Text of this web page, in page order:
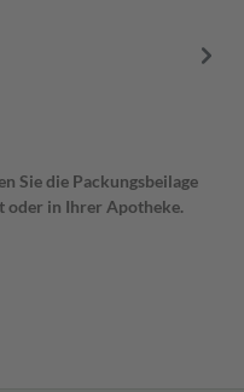
Sie die Packungsbeilage
oder in Ihrer Apotheke.